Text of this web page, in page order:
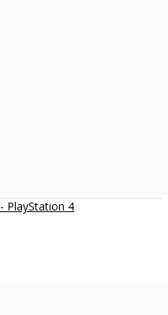
PlayStation 4